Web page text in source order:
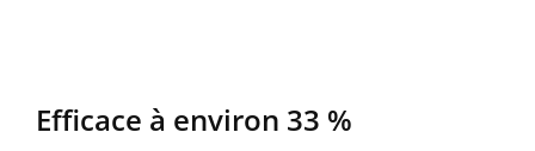
Efficace à environ 33 %